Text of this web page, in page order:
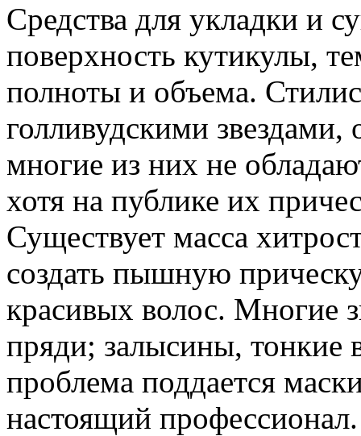
Средства для укладки и
поверхность кутикулы,
полноты и объема.
голливудскими
многие из них не
хотя на публике их
Существует масса
создать пышную
красивых волос. Многие
пряди; залысины, тонкие
проблема поддается
настоящий профессионал.